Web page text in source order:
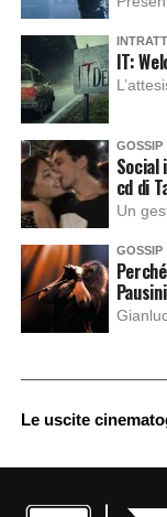
IT:
GOSSIP
Social
cd di
GOSSIP
Le uscite